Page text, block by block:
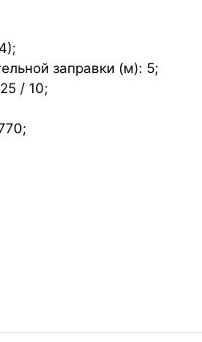
заправки (м): 5;
/ 10;